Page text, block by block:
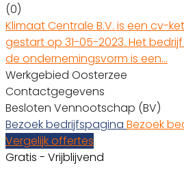
(0)
Klimaat Centrale B.V. is een cv-
gestart op 31-05-2023. Het
de ondernemingsvorm is een…
Werkgebied Oosterzee
Contactgegevens
Besloten Vennootschap (BV)
Bezoek bedrijfspagina Bezoek
Vergelijk offertes
Gratis - Vrijblijvend